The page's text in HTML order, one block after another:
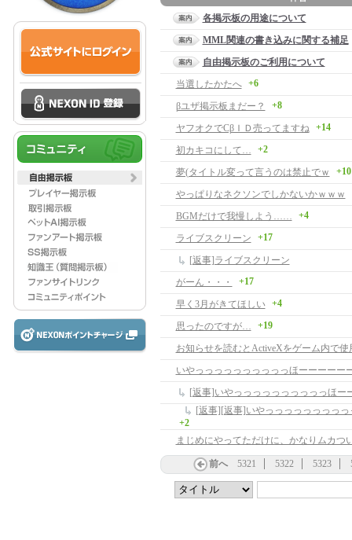
各掲示板の用途について
MML関連の書き込みに関する補足
自由掲示板のご利用について
当選したかたへ
+6
βユザ掲示板まだー？ +8
ヤフオクでCβＩＤ売ってますね +14
初カキコにして… +2
夢(タイトル変って言うのは禁止でｗ +10
やっぱりなネクソンでしかないかｗｗｗ
BGMだけで我慢しよう…… +4
ライブスクリーン +17
[返事]ライブスクリーン
がーん・・・
+17
早く3月がきてほしい +4
思ったのですが… +19
いやっっっっっっっっっっほーーーーー
+2
まじめにやってただけに、かなりムカつ
前へ 5321 5322 5323